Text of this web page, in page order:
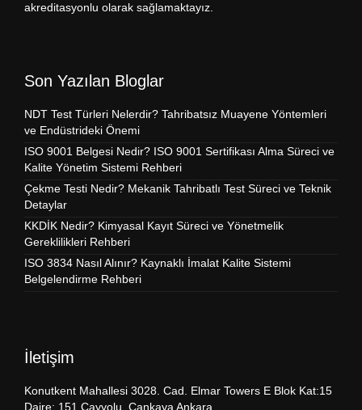
akreditasyonlu olarak sağlamaktayız.
Son Yazılan Bloglar
NDT Test Türleri Nelerdir? Tahribatsız Muayene Yöntemleri
ve Endüstrideki Önemi
ISO 9001 Belgesi Nedir? ISO 9001 Sertifikası Alma Süreci ve
Kalite Yönetim Sistemi Rehberi
Çekme Testi Nedir? Mekanik Tahribatlı Test Süreci ve Teknik
Detaylar
KKDİK Nedir? Kimyasal Kayıt Süreci ve Yönetmelik
Gereklilikleri Rehberi
ISO 3834 Nasıl Alınır? Kaynaklı İmalat Kalite Sistemi
Belgelendirme Rehberi
İletişim
Konutkent Mahallesi 3028. Cad. Elmar Towers E Blok Kat:15
Daire: 151 Çayyolu, Çankaya Ankara